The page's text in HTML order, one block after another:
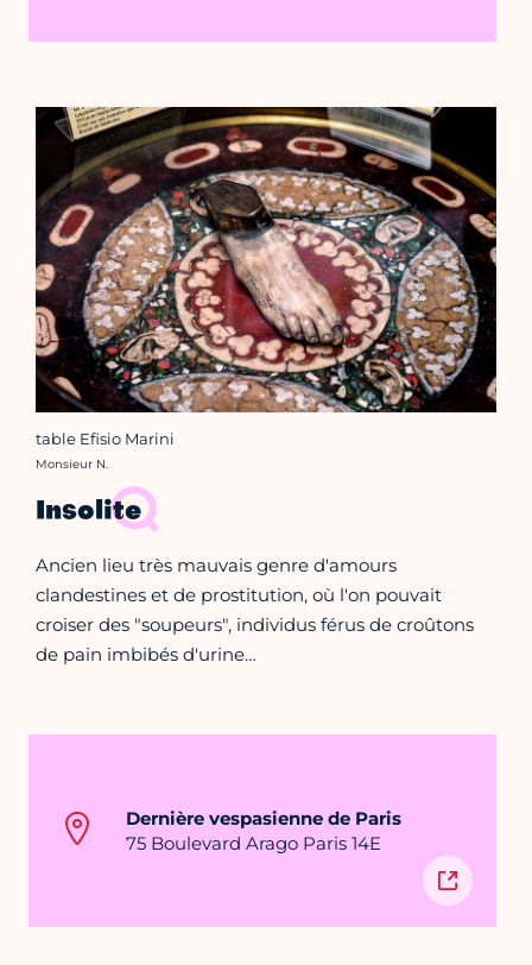
table Efisio Marini
Crédit photo :
Monsieur N.
Insolite
Ancien lieu très mauvais genre d'amours
clandestines et de prostitution, où l'on pouvait
croiser des "soupeurs", individus férus de croûtons
de pain imbibés d'urine…
Dernière vespasienne de Paris
75 Boulevard Arago Paris 14E